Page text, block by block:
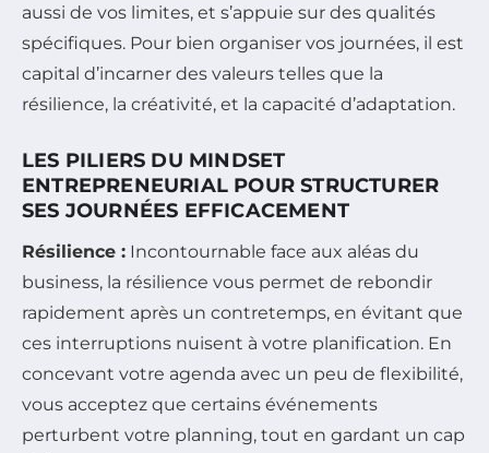
aussi de vos limites, et s’appuie sur des qualités
spécifiques. Pour bien organiser vos journées, il est
capital d’incarner des valeurs telles que la
résilience, la créativité, et la capacité d’adaptation.
LES PILIERS DU MINDSET
ENTREPRENEURIAL POUR STRUCTURER
SES JOURNÉES EFFICACEMENT
Résilience : Incontournable face aux aléas du
business, la résilience vous permet de rebondir
rapidement après un contretemps, en évitant que
ces interruptions nuisent à votre planification. En
concevant votre agenda avec un peu de flexibilité,
vous acceptez que certains événements
perturbent votre planning, tout en gardant un cap